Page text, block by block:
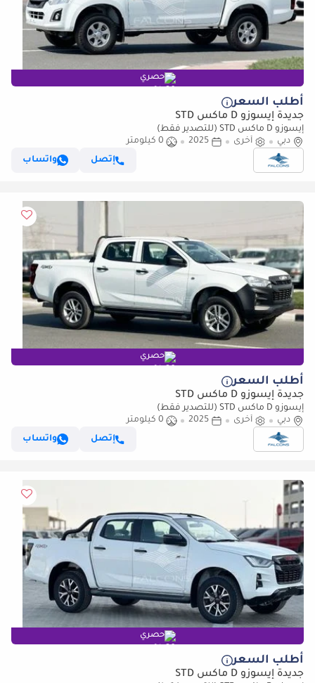
حصري
أطلب السعر
جديدة إيسوزو D ماكس STD
إيسوزو D ماكس STD (للتصدير فقط)
دبي
أخرى 2025
0 كيلومتر
إتصل
واتساب
حصري
أطلب السعر
جديدة إيسوزو D ماكس STD
إيسوزو D ماكس STD (للتصدير فقط)
دبي
أخرى 2025
0 كيلومتر
إتصل
واتساب
حصري
أطلب السعر
جديدة إيسوزو D ماكس STD